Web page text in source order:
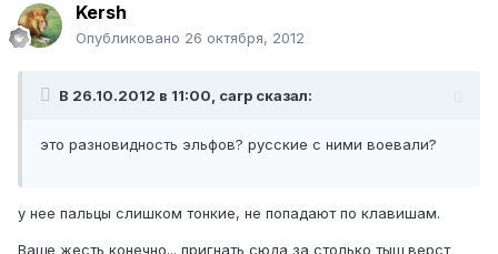
Kersh
Опубликовано 26 октября, 2012
В 26.10.2012 в 11:00, carp сказал:
это разновидность эльфов? русские с ними воевали?
у нее пальцы слишком тонкие, не попадают по клавишам.
Ваще жесть конечно... пригнать сюда за столько тыщ верст